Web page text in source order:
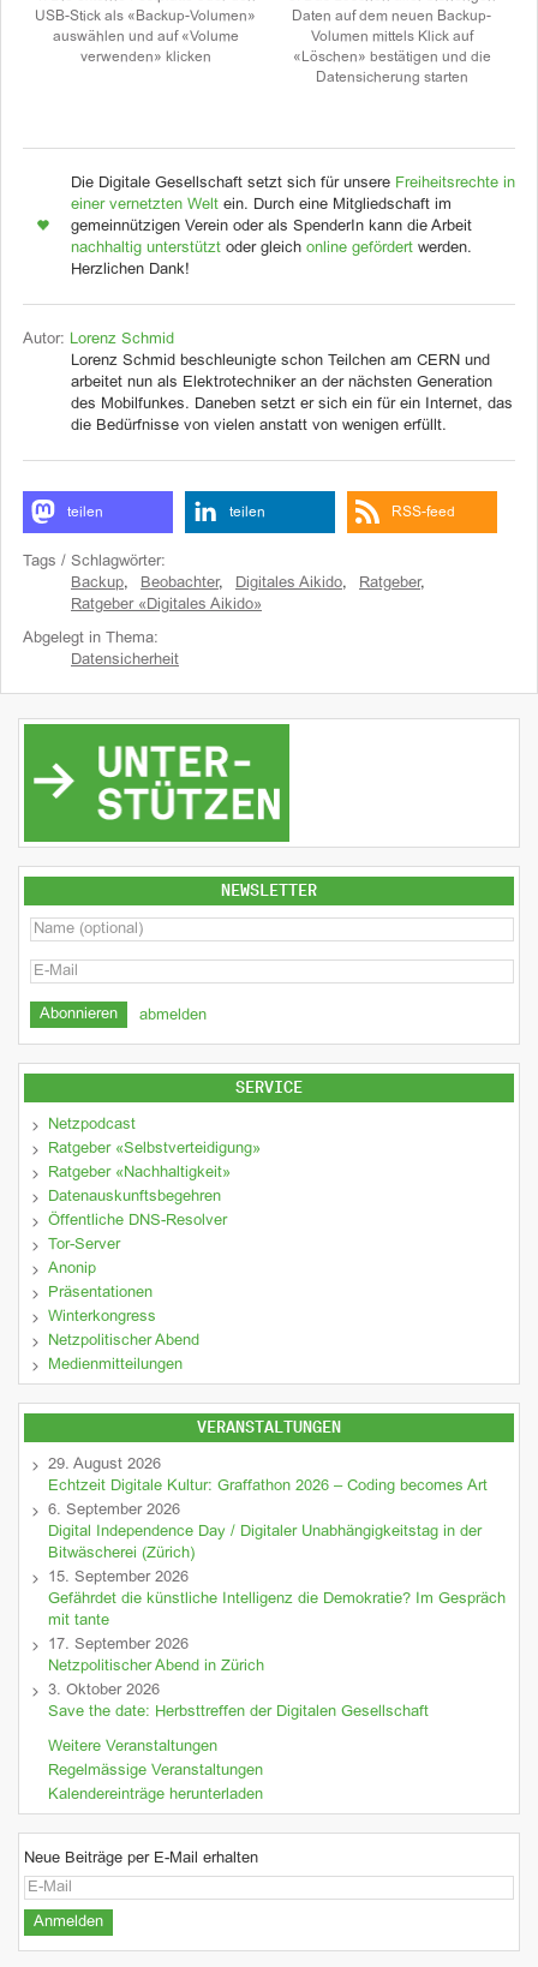
USB-Stick als «Backup-Volumen»
auswählen und auf «Volume
verwenden» klicken
Daten auf dem neuen Backup-
Volumen mittels Klick auf
«Löschen» bestätigen und die
Datensicherung starten
Die Digitale Gesellschaft setzt sich für unsere Freiheitsrechte in
einer vernetzten Welt ein. Durch eine Mitgliedschaft im
gemeinnützigen Verein oder als SpenderIn kann die Arbeit
nachhaltig unterstützt oder gleich online gefördert werden.
Herzlichen Dank!
Autor: Lorenz Schmid
Lorenz Schmid beschleunigte schon Teilchen am CERN und
arbeitet nun als Elektrotechniker an der nächsten Generation
des Mobilfunkes. Daneben setzt er sich ein für ein Internet, das
die Bedürfnisse von vielen anstatt von wenigen erfüllt.
teilen teilen RSS-feed
Tags / Schlagwörter:
Backup, Beobachter, Digitales Aikido, Ratgeber,
Ratgeber «Digitales Aikido»
Abgelegt in Thema:
Datensicherheit
NEWSLETTER
abmelden
SERVICE
Netzpodcast
Ratgeber «Selbstverteidigung»
Ratgeber «Nachhaltigkeit»
Datenauskunftsbegehren
Öffentliche DNS-Resolver
Tor-Server
Anonip
Präsentationen
Winterkongress
Netzpolitischer Abend
Medienmitteilungen
VERANSTALTUNGEN
29. August 2026
Echtzeit Digitale Kultur: Graffathon 2026 – Coding becomes Art
6. September 2026
Digital Independence Day / Digitaler Unabhängigkeitstag in der
Bitwäscherei (Zürich)
15. September 2026
Gefährdet die künstliche Intelligenz die Demokratie? Im Gespräch
mit tante
17. September 2026
Netzpolitischer Abend in Zürich
3. Oktober 2026
Save the date: Herbsttreffen der Digitalen Gesellschaft
Weitere Veranstaltungen
Regelmässige Veranstaltungen
Kalendereinträge herunterladen
Neue Beiträge per E-Mail erhalten